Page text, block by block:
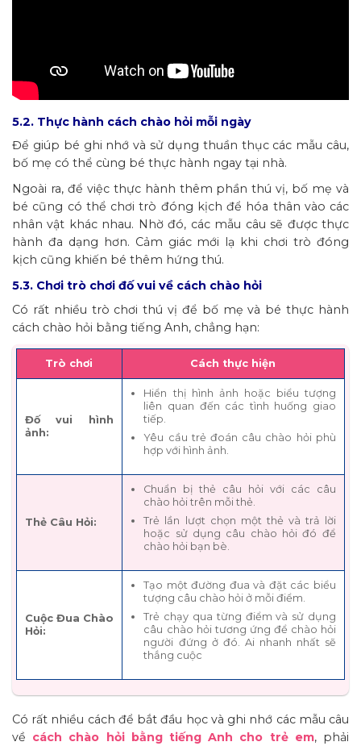
5.2. Thực hành cách chào hỏi mỗi ngày
Để giúp bé ghi nhớ và sử dụng thuần thục các mẫu câu,
bố mẹ có thể cùng bé thực hành ngay tại nhà.
Ngoài ra, để việc thực hành thêm phần thú vị, bố mẹ và
bé cũng có thể chơi trò đóng kịch để hóa thân vào các
nhân vật khác nhau. Nhờ đó, các mẫu câu sẽ được thực
hành đa dạng hơn. Cảm giác mới lạ khi chơi trò đóng
kịch cũng khiến bé thêm hứng thú.
5.3. Chơi trò chơi đố vui về cách chào hỏi
Có rất nhiều trò chơi thú vị để bố mẹ và bé thực hành
cách chào hỏi bằng tiếng Anh, chẳng hạn:
Trò chơi Cách thực hiện
Đố vui hình
ảnh:
Hiển thị hình ảnh hoặc biểu tượng
liên quan đến các tình huống giao
tiếp.
Yêu cầu trẻ đoán câu chào hỏi phù
hợp với hình ảnh.
Thẻ Câu Hỏi:
Chuẩn bị thẻ câu hỏi với các câu
chào hỏi trên mỗi thẻ.
Trẻ lần lượt chọn một thẻ và trả lời
hoặc sử dụng câu chào hỏi đó để
chào hỏi bạn bè.
Cuộc Đua Chào
Hỏi:
Tạo một đường đua và đặt các biểu
tượng câu chào hỏi ở mỗi điểm.
Trẻ chạy qua từng điểm và sử dụng
câu chào hỏi tương ứng để chào hỏi
người đứng ở đó. Ai nhanh nhất sẽ
thắng cuộc
Có rất nhiều cách để bắt đầu học và ghi nhớ các mẫu câu
về cách chào hỏi bằng tiếng Anh cho trẻ em, phải